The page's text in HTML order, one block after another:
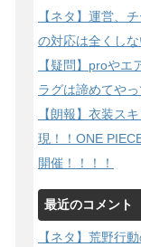
【ネタ】運営、
の対応は全くし
【疑問】proや
ラグは諦めてや
【朗報】衣装ス
現！！ONE
開催！！！！
最近のコメント
【ネタ】荒野行